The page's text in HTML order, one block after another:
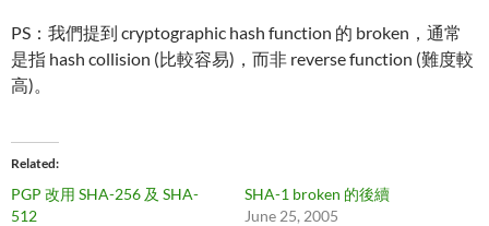
PS：我們提到 cryptographic hash function 的 broken，通常
是指 hash collision (比較容易)，而非 reverse function (難度較
高)。
Related
PGP 改用 SHA-256 及 SHA-
512
SHA-1 broken 的後續
June 25, 2005